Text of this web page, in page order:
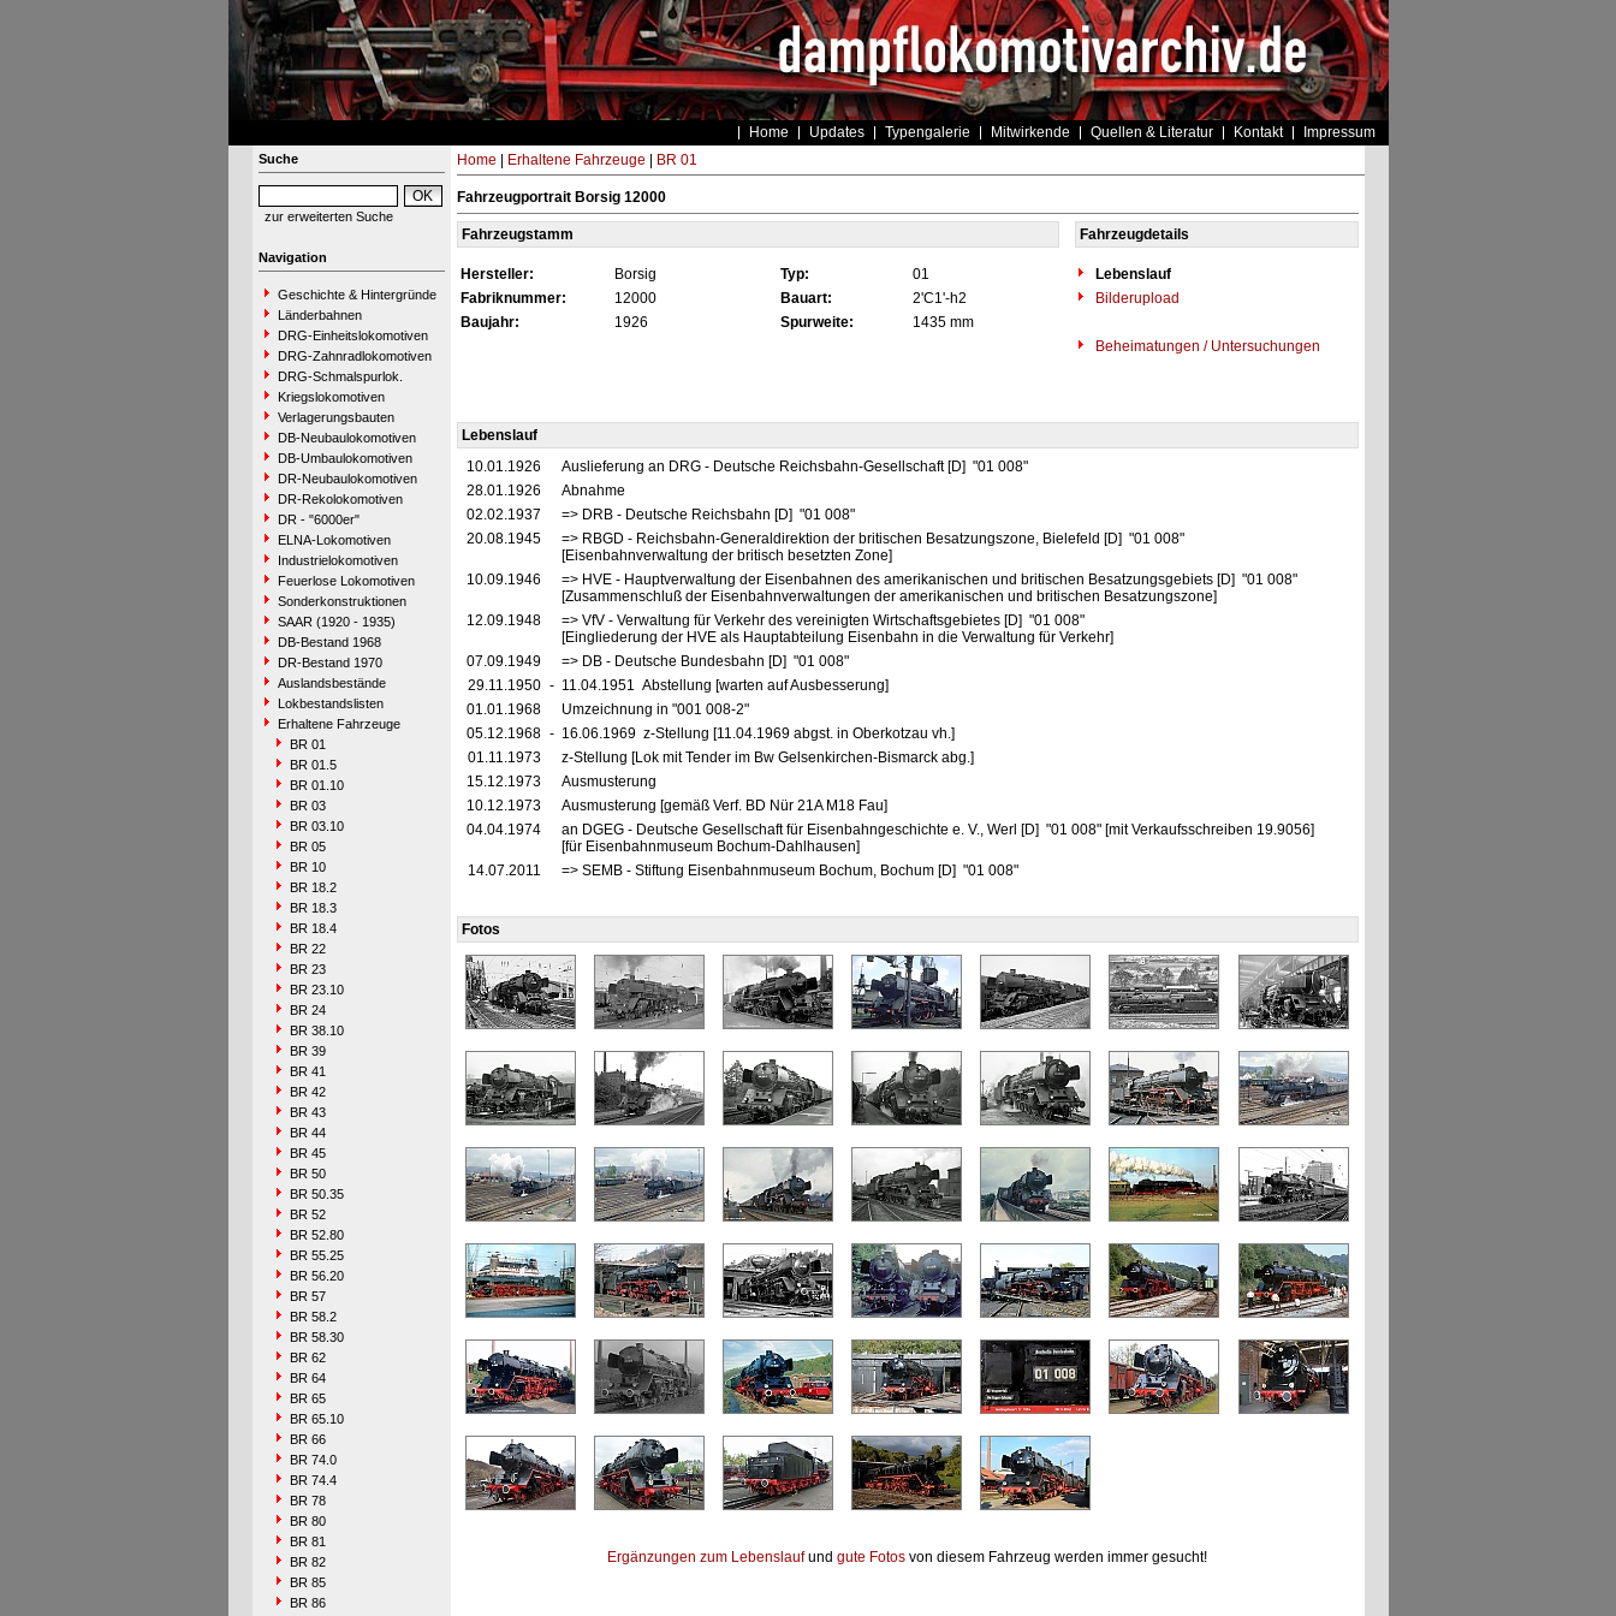
Home Updates Typengalerie Mitwirkende Quellen & Literatur Kontakt Impressum
Suche
zur erweiterten Suche
Navigation
Geschichte & Hintergründe
Länderbahnen
DRG-Einheitslokomotiven
DRG-Zahnradlokomotiven
DRG-Schmalspurlok.
Kriegslokomotiven
Verlagerungsbauten
DB-Neubaulokomotiven
DB-Umbaulokomotiven
DR-Neubaulokomotiven
DR-Rekolokomotiven
DR - "6000er"
ELNA-Lokomotiven
Industrielokomotiven
Feuerlose Lokomotiven
Sonderkonstruktionen
SAAR (1920 - 1935)
DB-Bestand 1968
DR-Bestand 1970
Auslandsbestände
Lokbestandslisten
Erhaltene Fahrzeuge
BR 01
BR 01.5
BR 01.10
BR 03
BR 03.10
BR 05
BR 10
BR 18.2
BR 18.3
BR 18.4
BR 22
BR 23
BR 23.10
BR 24
BR 38.10
BR 39
BR 41
BR 42
BR 43
BR 44
BR 45
BR 50
BR 50.35
BR 52
BR 52.80
BR 55.25
BR 56.20
BR 57
BR 58.2
BR 58.30
BR 62
BR 64
BR 65
BR 65.10
BR 66
BR 74.0
BR 74.4
BR 78
BR 80
BR 81
BR 82
BR 85
BR 86
Home Erhaltene Fahrzeuge BR 01
Fahrzeugportrait Borsig 12000
Fahrzeugstamm Fahrzeugdetails
Hersteller: Borsig Typ: 01
Lebenslauf
Fabriknummer:
12000 Bauart: 2'C1'-h2
Bilderupload
Baujahr:
1926 Spurweite:
1435 mm
Beheimatungen / Untersuchungen
Lebenslauf
10.01.1926
Auslieferung an DRG - Deutsche Reichsbahn-Gesellschaft [D] "01 008"
28.01.1926
Abnahme
02.02.1937
=> DRB - Deutsche Reichsbahn [D] "01 008"
20.08.1945
=> RBGD - Reichsbahn-Generaldirektion der britischen Besatzungszone, Bielefeld [D] "01 008"
[Eisenbahnverwaltung der britisch besetzten Zone]
10.09.1946
=> HVE - Hauptverwaltung der Eisenbahnen des amerikanischen und britischen Besatzungsgebiets [D] "01 008"
[Zusammenschluß der Eisenbahnverwaltungen der amerikanischen und britischen Besatzungszone]
12.09.1948
=> VfV - Verwaltung für Verkehr des vereinigten Wirtschaftsgebietes [D] "01 008"
[Eingliederung der HVE als Hauptabteilung Eisenbahn in die Verwaltung für Verkehr]
07.09.1949
=> DB - Deutsche Bundesbahn [D] "01 008"
29.11.1950 - 11.04.1951 Abstellung [warten auf Ausbesserung]
01.01.1968
Umzeichnung in "001 008-2"
05.12.1968 - 16.06.1969 z-Stellung [11.04.1969 abgst. in Oberkotzau vh.]
01.11.1973
z-Stellung [Lok mit Tender im Bw Gelsenkirchen-Bismarck abg.]
15.12.1973
Ausmusterung
10.12.1973
Ausmusterung [gemäß Verf. BD Nür 21A M18 Fau]
04.04.1974
an DGEG - Deutsche Gesellschaft für Eisenbahngeschichte e. V., Werl [D] "01 008" [mit Verkaufsschreiben 19.9056]
[für Eisenbahnmuseum Bochum-Dahlhausen]
14.07.2011
=> SEMB - Stiftung Eisenbahnmuseum Bochum, Bochum [D] "01 008"
Fotos
Ergänzungen zum Lebenslaufund gute Fotos von diesem Fahrzeug werden immer gesucht!